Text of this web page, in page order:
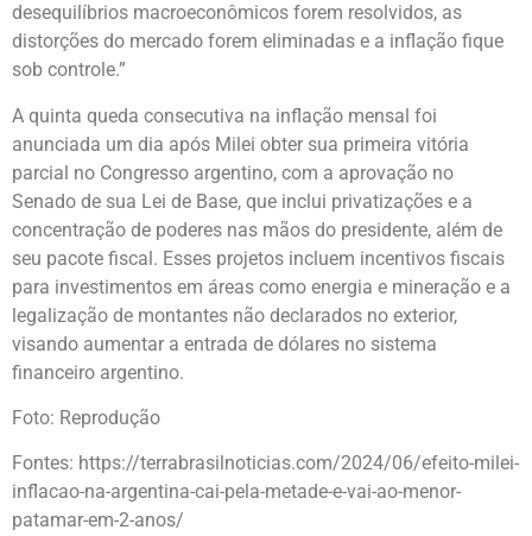
desequilíbrios macroeconômicos forem resolvidos, as
distorções do mercado forem eliminadas e a inflação fique
sob controle.”
A quinta queda consecutiva na inflação mensal foi
anunciada um dia após Milei obter sua primeira vitória
parcial no Congresso argentino, com a aprovação no
Senado de sua Lei de Base, que inclui privatizações e a
concentração de poderes nas mãos do presidente, além de
seu pacote fiscal. Esses projetos incluem incentivos fiscais
para investimentos em áreas como energia e mineração e a
legalização de montantes não declarados no exterior,
visando aumentar a entrada de dólares no sistema
financeiro argentino.
Foto: Reprodução
Fontes: https://terrabrasilnoticias.com/2024/06/efeito-milei-
inflacao-na-argentina-cai-pela-metade-e-vai-ao-menor-
patamar-em-2-anos/